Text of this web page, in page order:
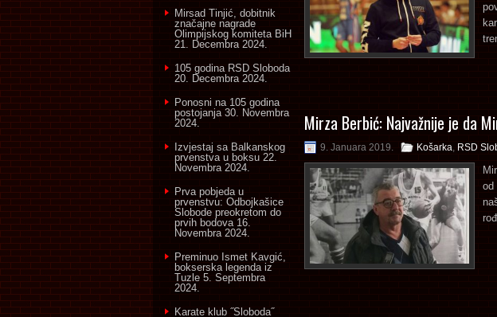
Mirza Berbić: Najvažnije je da
9. Januara 2019. Košarka, RSD
od
Mirsad Tinjić, dobitnik
značajne nagrade
Olimpijskog komiteta BiH
21. Decembra 2024.
105 godina RSD Sloboda
20. Decembra 2024.
Ponosni na 105 godina
postojanja 30. Novembra
2024.
Izvjestaj sa Balkanskog
prvenstva u boksu 22.
Novembra 2024.
Prva pobjeda u
prvenstvu: Odbojkašice
Slobode preokretom do
prvih bodova 16.
Novembra 2024.
Preminuo Ismet Kavgić,
bokserska legenda iz
Tuzle 5. Septembra
2024.
Karate klub ˝Sloboda˝